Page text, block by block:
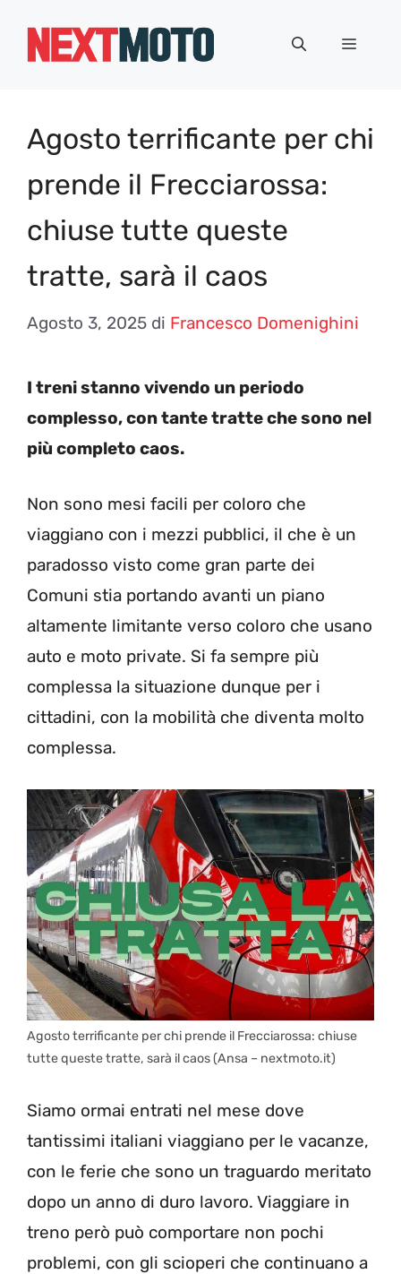
Menu
Agosto terrificante per chi
prende il Frecciarossa:
chiuse tutte queste
tratte, sarà il caos
Agosto 3, 2025 di Francesco Domenighini
I treni stanno vivendo un periodo
complesso, con tante tratte che sono nel
più completo caos.
Non sono mesi facili per coloro che
viaggiano con i mezzi pubblici, il che è un
paradosso visto come gran parte dei
Comuni stia portando avanti un piano
altamente limitante verso coloro che usano
auto e moto private. Si fa sempre più
complessa la situazione dunque per i
cittadini, con la mobilità che diventa molto
complessa.
Agosto terrificante per chi prende il Frecciarossa: chiuse
tutte queste tratte, sarà il caos (Ansa – nextmoto.it)
Siamo ormai entrati nel mese dove
tantissimi italiani viaggiano per le vacanze,
con le ferie che sono un traguardo meritato
dopo un anno di duro lavoro. Viaggiare in
treno però può comportare non pochi
problemi, con gli scioperi che continuano a